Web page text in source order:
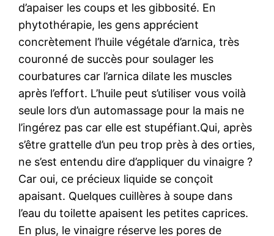
d’apaiser les coups et les gibbosité. En
phytothérapie, les gens apprécient
concrètement l’huile végétale d’arnica, très
couronné de succès pour soulager les
courbatures car l’arnica dilate les muscles
après l’effort. L’huile peut s’utiliser vous voilà
seule lors d’un automassage pour la mais ne
l’ingérez pas car elle est stupéfiant.Qui, après
s’être grattelle d’un peu trop près à des orties,
ne s’est entendu dire d’appliquer du vinaigre ?
Car oui, ce précieux liquide se conçoit
apaisant. Quelques cuillères à soupe dans
l’eau du toilette apaisent les petites caprices.
En plus, le vinaigre réserve les pores de